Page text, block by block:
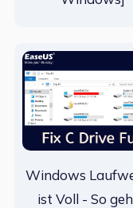
Windows
ist Voll - So